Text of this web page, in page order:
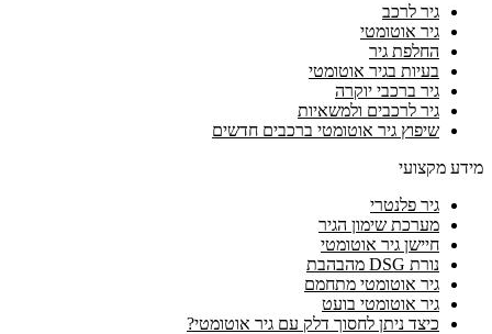
גיר לרכב
גיר אוטומטי
החלפת גיר
בעיות בגיר אוטומטי
גיר ברכבי יוקרה
גיר לרכבים ולמשאיות
שיפוץ גיר אוטומטי ברכבים חדשים
מידע מקצועי
גיר פלנטרי
מערכת שימון הגיר
חיישן גיר אוטומטי
נורת DSG מהבהבת
גיר אוטומטי מתחמם
גיר אוטומטי בועט
כיצד ניתן לחסוך דלק עם גיר אוטומטי?